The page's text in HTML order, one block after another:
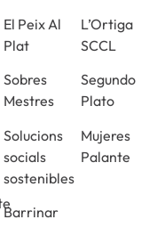
El Peix Al
Plat
Sobres
Mestres
Solucions
socials
sostenibles
Barrinar
L’Ortiga
SCCL
Segundo
Plato
Mujeres
Palante